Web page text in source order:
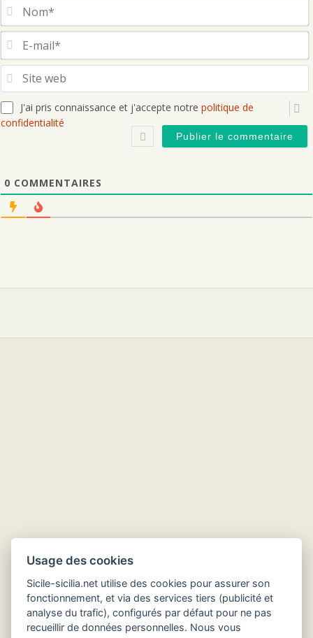
J'ai pris connaissance et j'accepte notre politique de
confidentialité
0 COMMENTAIRES
Hôtels en Sicile
Usage des cookies
Sicile-sicilia.net utilise des cookies pour assurer son
fonctionnement, et via des services tiers (publicité et
analyse du trafic), configurés par défaut pour ne pas
recueillir de données personnelles. Nous vous